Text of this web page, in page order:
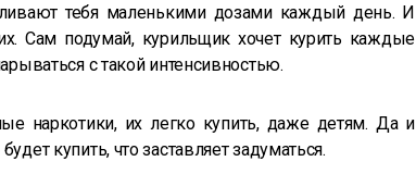
тебя маленькими дозами каждый день. И
Сам подумай, курильщик хочет курить каждые
с такой интенсивностью.
наркотики, их легко купить, даже детям. Да и
купить, что заставляет задуматься.